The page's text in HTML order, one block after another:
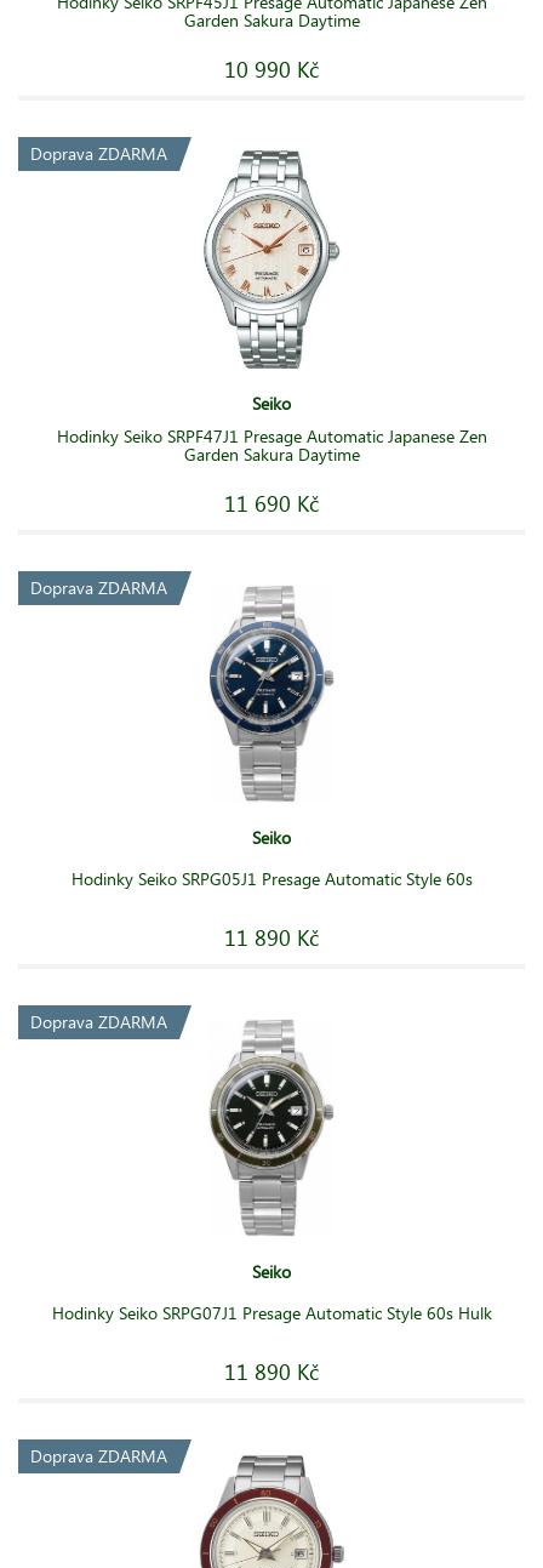
Garden Sakura Daytime
10 990 Kč
Doprava ZDARMA
Seiko
Hodinky Seiko SRPF47J1 Presage Automatic Japanese Zen
Garden Sakura Daytime
11 690 Kč
Doprava ZDARMA
Seiko
Hodinky Seiko SRPG05J1 Presage Automatic Style 60s
11 890 Kč
Doprava ZDARMA
Seiko
Hodinky Seiko SRPG07J1 Presage Automatic Style 60s Hulk
11 890 Kč
Doprava ZDARMA